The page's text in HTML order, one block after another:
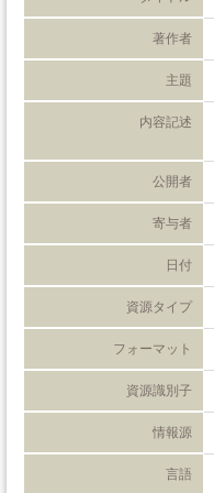
著作者
主題
内容記述
公開者
寄与者
日付
資源タイプ
フォーマット
資源識別子
情報源
言語